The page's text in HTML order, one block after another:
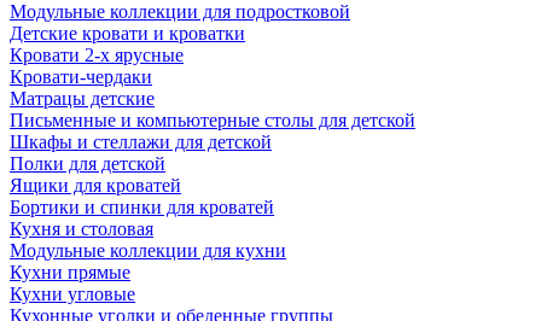
Модульные коллекции для подростковой
Детские кровати и кроватки
Кровати 2-х ярусные
Кровати-чердаки
Матрацы детские
Письменные и компьютерные столы для детской
Шкафы и стеллажи для детской
Полки для детской
Ящики для кроватей
Бортики и спинки для кроватей
Кухня и столовая
Модульные коллекции для кухни
Кухни прямые
Кухни угловые
Кухонные уголки и обеденные группы